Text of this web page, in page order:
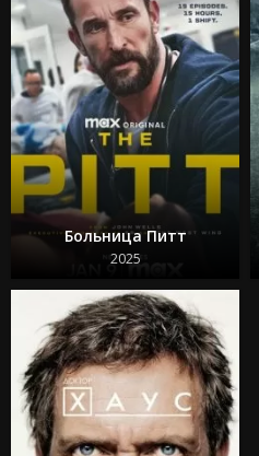
Больница Питт
2025